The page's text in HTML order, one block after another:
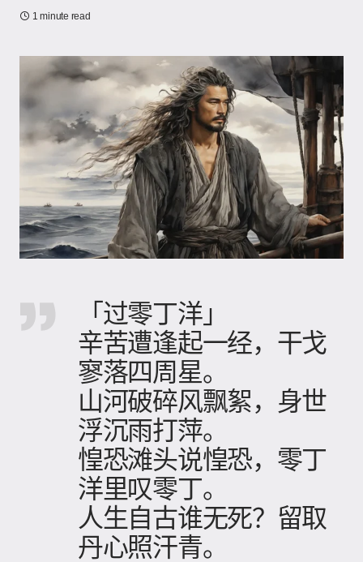
1 minute read
「过零丁洋」
辛苦遭逢起一经，干戈
寥落四周星。
山河破碎风飘絮，身世
浮沉雨打萍。
惶恐滩头说惶恐，零丁
洋里叹零丁。
人生自古谁无死？留取
丹心照汗青。